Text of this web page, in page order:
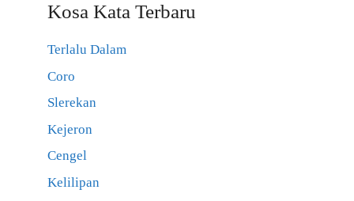
Kosa Kata Terbaru
Terlalu Dalam
Coro
Slerekan
Kejeron
Cengel
Kelilipan